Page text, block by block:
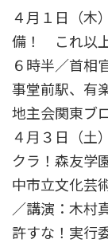
４月１日（木
備！ これ以
６時半／首相
事堂前駅、有
地主会関東ブ
４月３日（土
クラ！森友学
中市立文化芸
／講演：木村
許すな！実行